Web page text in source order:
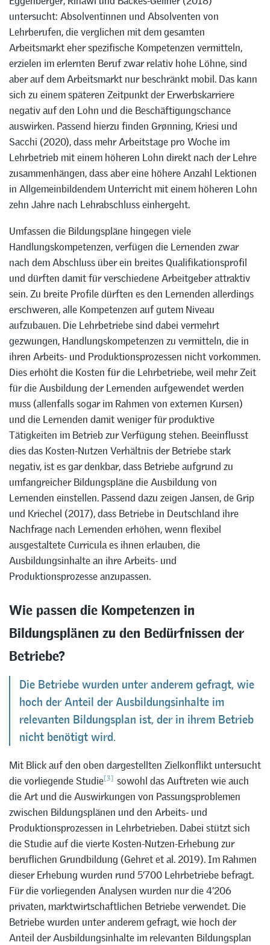
untersucht: Absolventinnen und Absolventen von
Lehrberufen, die verglichen mit dem gesamten
Arbeitsmarkt eher spezifische Kompetenzen vermitteln,
erzielen im erlernten Beruf zwar relativ hohe Löhne, sind
aber auf dem Arbeitsmarkt nur beschränkt mobil. Das kann
sich zu einem späteren Zeitpunkt der Erwerbskarriere
negativ auf den Lohn und die Beschäftigungschance
auswirken. Passend hierzu finden Grønning, Kriesi und
Sacchi (2020), dass mehr Arbeitstage pro Woche im
Lehrbetrieb mit einem höheren Lohn direkt nach der Lehre
zusammenhängen, dass aber eine höhere Anzahl Lektionen
in Allgemeinbildendem Unterricht mit einem höheren Lohn
zehn Jahre nach Lehrabschluss einhergeht.
Umfassen die Bildungspläne hingegen viele
Handlungskompetenzen, verfügen die Lernenden zwar
nach dem Abschluss über ein breites Qualifikationsprofil
und dürften damit für verschiedene Arbeitgeber attraktiv
sein. Zu breite Profile dürften es den Lernenden allerdings
erschweren, alle Kompetenzen auf gutem Niveau
aufzubauen. Die Lehrbetriebe sind dabei vermehrt
gezwungen, Handlungskompetenzen zu vermitteln, die in
ihren Arbeits- und Produktionsprozessen nicht vorkommen.
Dies erhöht die Kosten für die Lehrbetriebe, weil mehr Zeit
für die Ausbildung der Lernenden aufgewendet werden
muss (allenfalls sogar im Rahmen von externen Kursen)
und die Lernenden damit weniger für produktive
Tätigkeiten im Betrieb zur Verfügung stehen. Beeinflusst
dies das Kosten-Nutzen Verhältnis der Betriebe stark
negativ, ist es gar denkbar, dass Betriebe aufgrund zu
umfangreicher Bildungspläne die Ausbildung von
Lernenden einstellen. Passend dazu zeigen Jansen, de Grip
und Kriechel (2017), dass Betriebe in Deutschland ihre
Nachfrage nach Lernenden erhöhen, wenn flexibel
ausgestaltete Curricula es ihnen erlauben, die
Ausbildungsinhalte an ihre Arbeits- und
Produktionsprozesse anzupassen.
Wie passen die Kompetenzen in
Bildungsplänen zu den Bedürfnissen der
Betriebe?
Die Betriebe wurden unter anderem gefragt, wie
hoch der Anteil der Ausbildungsinhalte im
relevanten Bildungsplan ist, der in ihrem Betrieb
nicht benötigt wird.
Mit Blick auf den oben dargestellten Zielkonflikt untersucht
die vorliegende Studie[3] sowohl das Auftreten wie auch
die Art und die Auswirkungen von Passungsproblemen
zwischen Bildungsplänen und den Arbeits- und
Produktionsprozessen in Lehrbetrieben. Dabei stützt sich
die Studie auf die vierte Kosten-Nutzen-Erhebung zur
beruflichen Grundbildung (Gehret et al. 2019). Im Rahmen
dieser Erhebung wurden rund 5’700 Lehrbetriebe befragt.
Für die vorliegenden Analysen wurden nur die 4’206
privaten, marktwirtschaftlichen Betriebe verwendet. Die
Betriebe wurden unter anderem gefragt, wie hoch der
Anteil der Ausbildungsinhalte im relevanten Bildungsplan